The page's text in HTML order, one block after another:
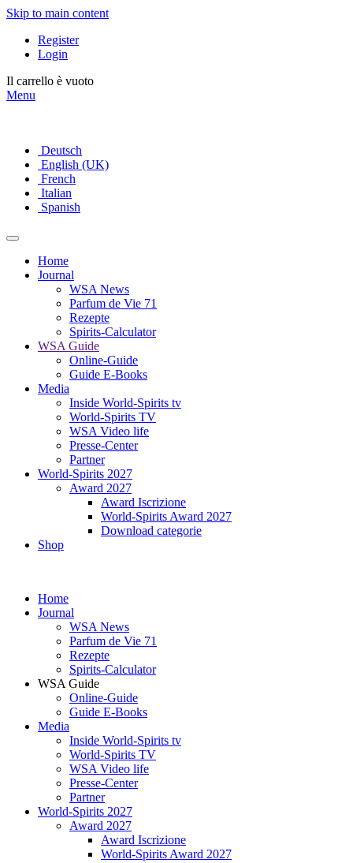
Skip to main content
Register
Login
Il carrello è vuoto
Menu
Deutsch
English (UK)
French
Italian
Spanish
Home
Journal
WSA News
Parfum de Vie 71
Rezepte
Spirits-Calculator
WSA Guide
Online-Guide
Guide E-Books
Media
Inside World-Spirits tv
World-Spirits TV
WSA Video life
Presse-Center
Partner
World-Spirits 2027
Award 2027
Award Iscrizione
World-Spirits Award 2027
Download categorie
Shop
Home
Journal
WSA News
Parfum de Vie 71
Rezepte
Spirits-Calculator
WSA Guide
Online-Guide
Guide E-Books
Media
Inside World-Spirits tv
World-Spirits TV
WSA Video life
Presse-Center
Partner
World-Spirits 2027
Award 2027
Award Iscrizione
World-Spirits Award 2027